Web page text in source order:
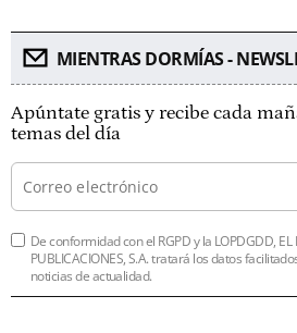
MIENTRAS DORMÍAS -
Apúntate gratis y recibe cada
temas del día
De conformidad con el RGPD y la LOPDGDD, EL
PUBLICACIONES, S.A. tratará los datos
noticias de actualidad.